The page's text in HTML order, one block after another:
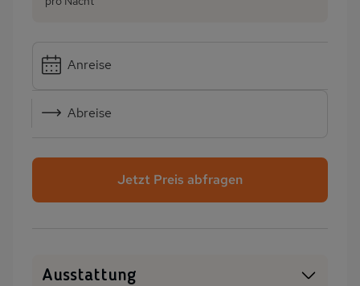
Anreise
Abreise
Jetzt Preis abfragen
Ausstattung